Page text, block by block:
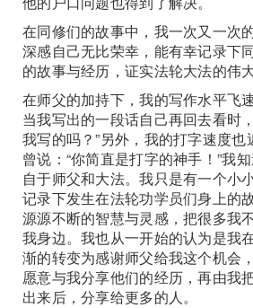
在同修们的故事中，我一次又一次
深感自己无比荣幸，能有幸记录下
的故事与经历，证实法轮大法的伟
在师父的加持下，我的写作水平飞
当我写出的一段话自己再回去看时
我写的吗？”另外，我的打字速度
曾说：“你简直是打字的神手！”我
自于师父和大法。我只是有一个小
记录下发生在法轮功学员们身上的
源源不断的智慧与灵感，把很多我
我身边。我也从一开始的认为是我
渐的转变为感谢师父给我这个机会
愿意与我分享他们的经历，再由我
出来后，分享给更多的人。